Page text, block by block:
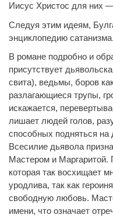
Иисус Христос для них
Следуя этим идеям,
энциклопедию сатанизма.
В романе подробно и
присутствует
свита), ведьмы, боров
разлагающиеся трупы,
искажается,
лишает людей голов,
способных подняться на
Всесилие дьявола
Мастером и
которая так восхищает
уродлива, так как
свободную любовь.
имени, что означает